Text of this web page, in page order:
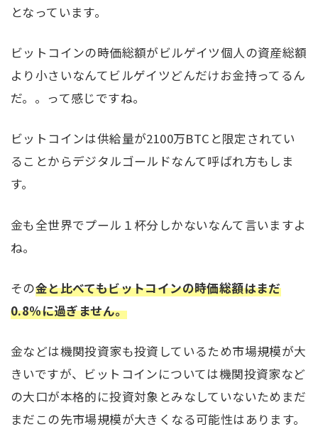
となっています。
ビットコインの時価総額がビルゲイツ個人の資産総額
より小さいなんてビルゲイツどんだけお金持ってるん
だ。。って感じですね。
ビットコインは供給量が2100万BTCと限定されてい
ることからデジタルゴールドなんて呼ばれ方もしま
す。
金も全世界でプール１杯分しかないなんて言いますよ
ね。
その金と比べてもビットコインの時価総額はまだ
0.8％に過ぎません。
金などは機関投資家も投資しているため市場規模が大
きいですが、ビットコインについては機関投資家など
の大口が本格的に投資対象とみなしていないためまだ
まだこの先市場規模が大きくなる可能性はあります。